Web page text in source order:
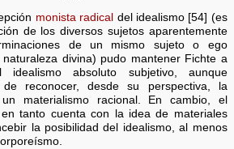
monista radical del idealismo [54] (es
de los diversos sujetos aparentemente
de un mismo sujeto o ego
divina) pudo mantener Fichte a
absoluto subjetivo, aunque
de reconocer, desde su perspectiva, la
materialismo racional. En cambio, el
en tanto cuenta con la idea de materiales
la posibilidad del idealismo, al menos